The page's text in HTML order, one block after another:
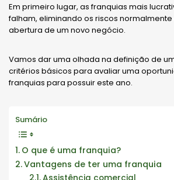
Em primeiro lugar, as franquias mais
falham, eliminando os riscos
abertura de um novo negócio.
Vamos dar uma olhada na definição de
critérios básicos para avaliar uma
franquias para possuir este ano.
Sumário
O que é uma franquia?
Vantagens de ter uma franquia
Assistência comercial